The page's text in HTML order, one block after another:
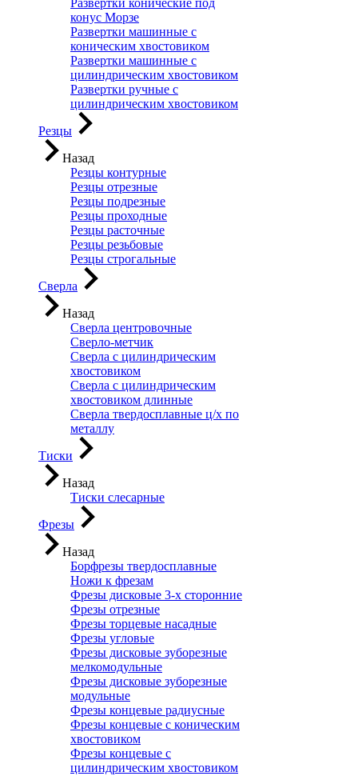
Развертки конические под
конус Морзе
Развертки машинные с
коническим хвостовиком
Развертки машинные с
цилиндрическим хвостовиком
Развертки ручные с
цилиндрическим хвостовиком
Резцы
Назад
Резцы контурные
Резцы отрезные
Резцы подрезные
Резцы проходные
Резцы расточные
Резцы резьбовые
Резцы строгальные
Сверла
Назад
Сверла центровочные
Сверло-метчик
Сверла с цилиндрическим
хвостовиком
Сверла с цилиндрическим
хвостовиком длинные
Сверла твердосплавные ц/х по
металлу
Тиски
Назад
Тиски слесарные
Фрезы
Назад
Борфрезы твердосплавные
Ножи к фрезам
Фрезы дисковые 3-х сторонние
Фрезы отрезные
Фрезы торцевые насадные
Фрезы угловые
Фрезы дисковые зуборезные
мелкомодульные
Фрезы дисковые зуборезные
модульные
Фрезы концевые радиусные
Фрезы концевые с коническим
хвостовиком
Фрезы концевые с
цилиндрическим хвостовиком